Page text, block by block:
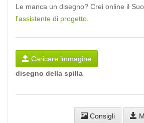
Le manca un disegno? Crei online il
l'assistente di progetto
Caricare immagine
disegno della spilla
Consigli